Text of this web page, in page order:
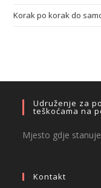
Korak po korak do
Udruženje za
teškoćama na
Mjesto gdje
Kontakt